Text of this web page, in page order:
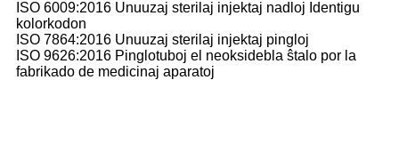
ISO 6009:2016 Unuuzaj sterilaj injektaj nadloj Identigu
kolorkodon
ISO 7864:2016 Unuuzaj sterilaj injektaj pingloj
ISO 9626:2016 Pinglotuboj el neoksidebla ŝtalo por la
fabrikado de medicinaj aparatoj